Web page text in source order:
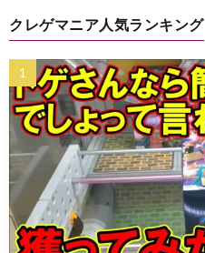
クレゲマニア人気ランキング